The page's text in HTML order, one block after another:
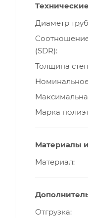
Диаметр
(SDR)
Толщина
Марка
Материалы
Материал
Отгрузка